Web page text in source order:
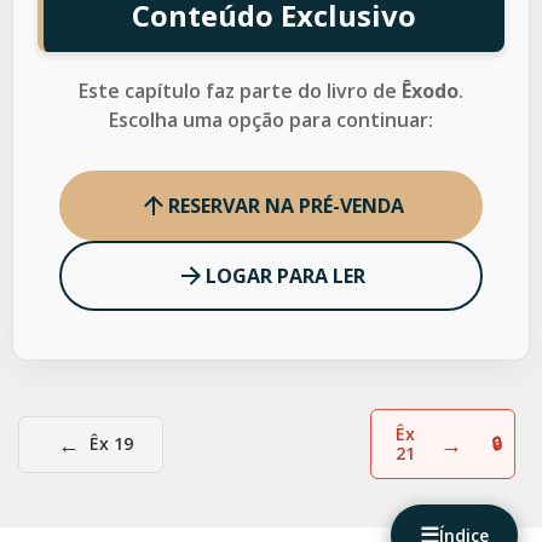
☰Índice
Conteúdo Exclusivo
Este capítulo faz parte do livro de Êxodo.
Escolha uma opção para continuar:
RESERVAR NA PRÉ-VENDA
LOGAR PARA LER
← Êx 19
Êx
21
→